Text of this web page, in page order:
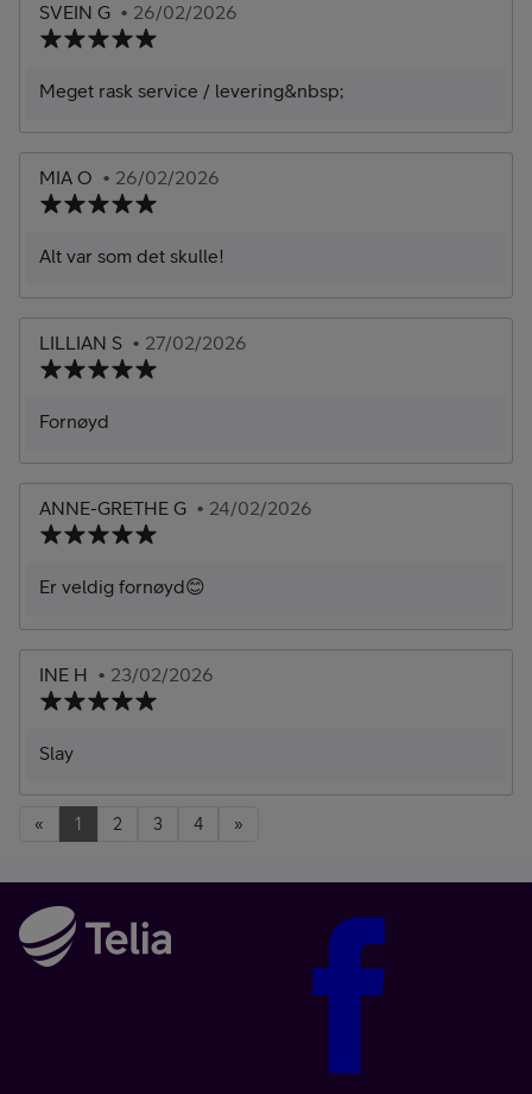
SVEIN G • 26/02/2026
Meget rask service / levering&nbsp;
MIA O • 26/02/2026
Alt var som det skulle!
LILLIAN S • 27/02/2026
Fornøyd
ANNE-GRETHE G • 24/02/2026
Er veldig fornøyd😊
INE H • 23/02/2026
Slay
« 1 2 3 4 »